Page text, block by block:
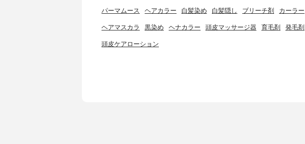
パーマムース ヘアカラー 白髪染め 白髪隠し ブリーチ剤 カーラー
ヘアマスカラ 黒染め ヘナカラー 頭皮マッサージ器 育毛剤 発毛剤
頭皮ケアローション